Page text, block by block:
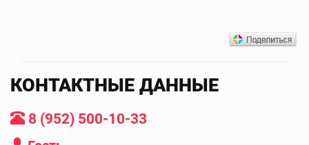
КОНТАКТНЫЕ ДАННЫЕ
8 (952) 500-10-33